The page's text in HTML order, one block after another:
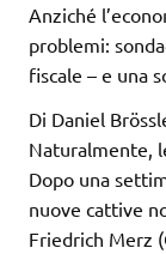
Anziché
problemi:
fiscale – e una
Di Daniel
Naturalmente,
Dopo una
nuove cattive
Friedrich Merz